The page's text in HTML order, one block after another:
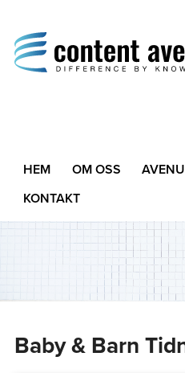
Difference by
HEM OM OSS
KONTAKT
Baby & Barn